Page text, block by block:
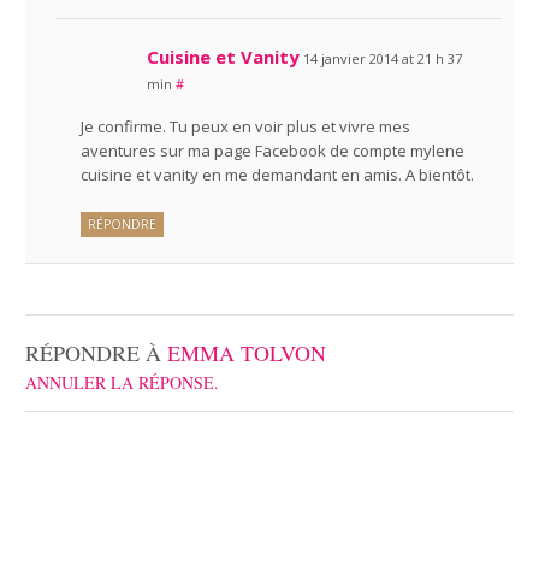
Cuisine et Vanity 14 janvier 2014 at 21 h 37
min #
Je confirme. Tu peux en voir plus et vivre mes
aventures sur ma page Facebook de compte mylene
cuisine et vanity en me demandant en amis. A bientôt.
RÉPONDRE
RÉPONDRE ÀEMMA TOLVON
ANNULER LA RÉPONSE.